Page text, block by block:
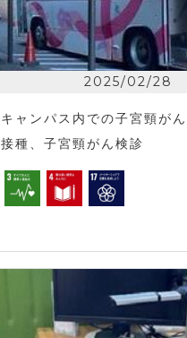
2025/02/28
キャンパス内での子宮頸が
接種、子宮頸がん検診